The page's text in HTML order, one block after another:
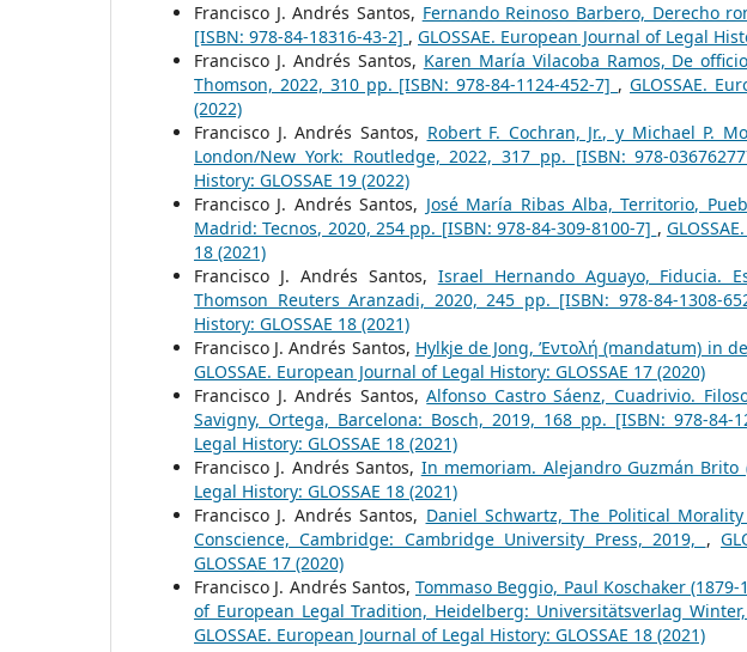
Francisco J. Andrés Santos, Fernando Reinoso Barbero, Derecho
[ISBN: 978-84-18316-43-2] , GLOSSAE. European Journal of Legal
Francisco J. Andrés Santos, Karen María Vilacoba Ramos, De
Thomson, 2022, 310 pp. [ISBN: 978-84-1124-452-7] ,GLOSSAE.
(2022)
Francisco J. Andrés Santos, Robert F. Cochran, Jr., y Michael P.
London/New York: Routledge, 2022, 317 pp. [ISBN: 978-
History: GLOSSAE 19 (2022)
Francisco J. Andrés Santos, José María Ribas Alba, Territorio,
Madrid: Tecnos, 2020, 254 pp. [ISBN: 978-84-309-8100-7] ,
18 (2021)
Francisco J. Andrés Santos, Israel Hernando Aguayo, Fiducia.
Thomson Reuters Aranzadi, 2020, 245 pp. [ISBN: 978-84-1308-
History: GLOSSAE 18 (2021)
Francisco J. Andrés Santos, Hylkje de Jong, ’Εντολή (mandatum) in
GLOSSAE. European Journal of Legal History: GLOSSAE 17 (2020)
Francisco J. Andrés Santos,Alfonso Castro Sáenz, Cuadrivio.
Savigny, Ortega, Barcelona: Bosch, 2019, 168 pp. [ISBN: 978-84-
Legal History: GLOSSAE 18 (2021)
Francisco J. Andrés Santos, In memoriam. Alejandro Guzmán Brito
Legal History: GLOSSAE 18 (2021)
Francisco J. Andrés Santos, Daniel Schwartz, The Political
Conscience, Cambridge: Cambridge University Press, 2019, ,
GLOSSAE 17 (2020)
Francisco J. Andrés Santos, Tommaso Beggio, Paul Koschaker
of European Legal Tradition, Heidelberg: Universitätsverlag
GLOSSAE. European Journal of Legal History: GLOSSAE 18 (2021)